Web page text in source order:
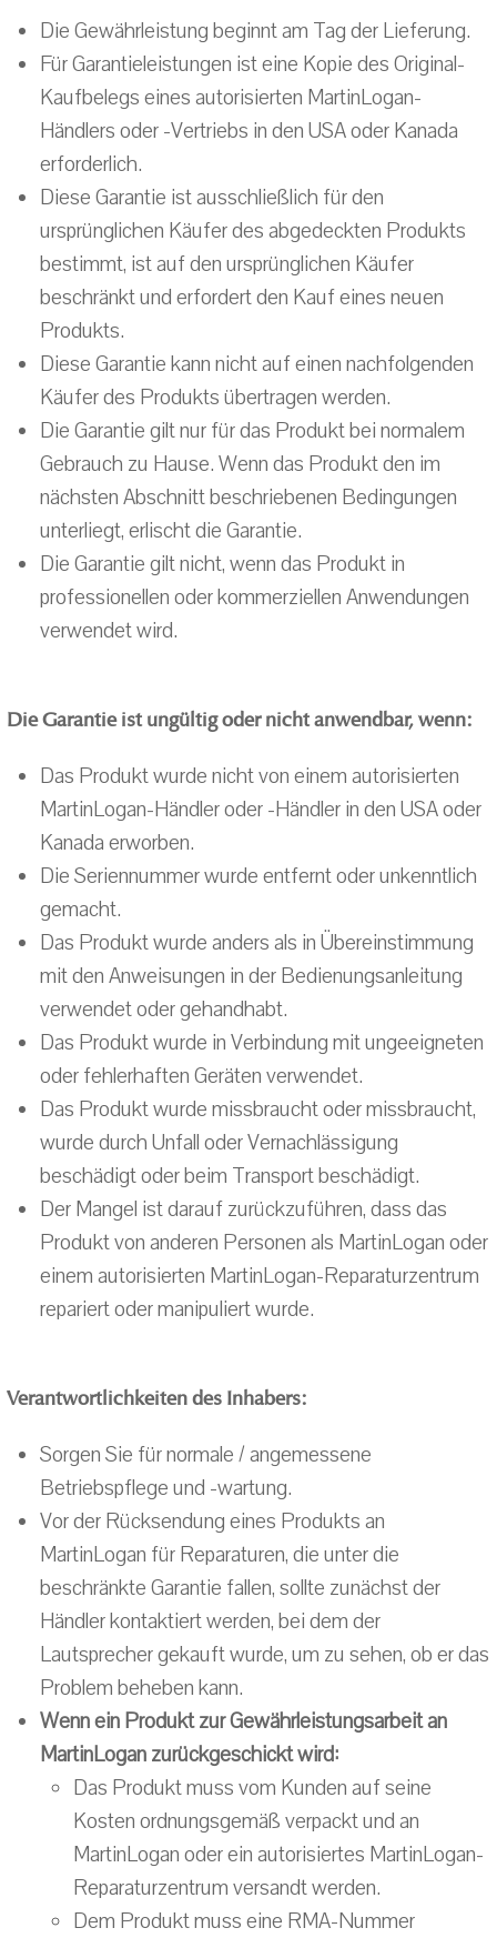
Die Gewährleistung beginnt am Tag der Lieferung.
Für Garantieleistungen ist eine Kopie des Original-
Kaufbelegs eines autorisierten MartinLogan-
Händlers oder -Vertriebs in den USA oder Kanada
erforderlich.
Diese Garantie ist ausschließlich für den
ursprünglichen Käufer des abgedeckten Produkts
bestimmt, ist auf den ursprünglichen Käufer
beschränkt und erfordert den Kauf eines neuen
Produkts.
Diese Garantie kann nicht auf einen nachfolgenden
Käufer des Produkts übertragen werden.
Die Garantie gilt nur für das Produkt bei normalem
Gebrauch zu Hause. Wenn das Produkt den im
nächsten Abschnitt beschriebenen Bedingungen
unterliegt, erlischt die Garantie.
Die Garantie gilt nicht, wenn das Produkt in
professionellen oder kommerziellen Anwendungen
verwendet wird.
Die Garantie ist ungültig oder nicht anwendbar, wenn:
Das Produkt wurde nicht von einem autorisierten
MartinLogan-Händler oder -Händler in den USA oder
Kanada erworben.
Die Seriennummer wurde entfernt oder unkenntlich
gemacht.
Das Produkt wurde anders als in Übereinstimmung
mit den Anweisungen in der Bedienungsanleitung
verwendet oder gehandhabt.
Das Produkt wurde in Verbindung mit ungeeigneten
oder fehlerhaften Geräten verwendet.
Das Produkt wurde missbraucht oder missbraucht,
wurde durch Unfall oder Vernachlässigung
beschädigt oder beim Transport beschädigt.
Der Mangel ist darauf zurückzuführen, dass das
Produkt von anderen Personen als MartinLogan oder
einem autorisierten MartinLogan-Reparaturzentrum
repariert oder manipuliert wurde.
Verantwortlichkeiten des Inhabers:
Sorgen Sie für normale / angemessene
Betriebspflege und -wartung.
Vor der Rücksendung eines Produkts an
MartinLogan für Reparaturen, die unter die
beschränkte Garantie fallen, sollte zunächst der
Händler kontaktiert werden, bei dem der
Lautsprecher gekauft wurde, um zu sehen, ob er das
Problem beheben kann.
Wenn ein Produkt zur Gewährleistungsarbeit an
MartinLogan zurückgeschickt wird:
Das Produkt muss vom Kunden auf seine
Kosten ordnungsgemäß verpackt und an
MartinLogan oder ein autorisiertes MartinLogan-
Reparaturzentrum versandt werden.
Dem Produkt muss eine RMA-Nummer